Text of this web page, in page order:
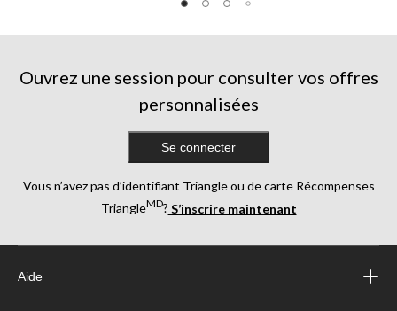
sur
Ouvrez une session pour consulter vos offres
personnalisées
Se connecter
Vous n’avez pas d’identifiant Triangle ou de carte Récompenses
TriangleMD? S’inscrire maintenant
Aide